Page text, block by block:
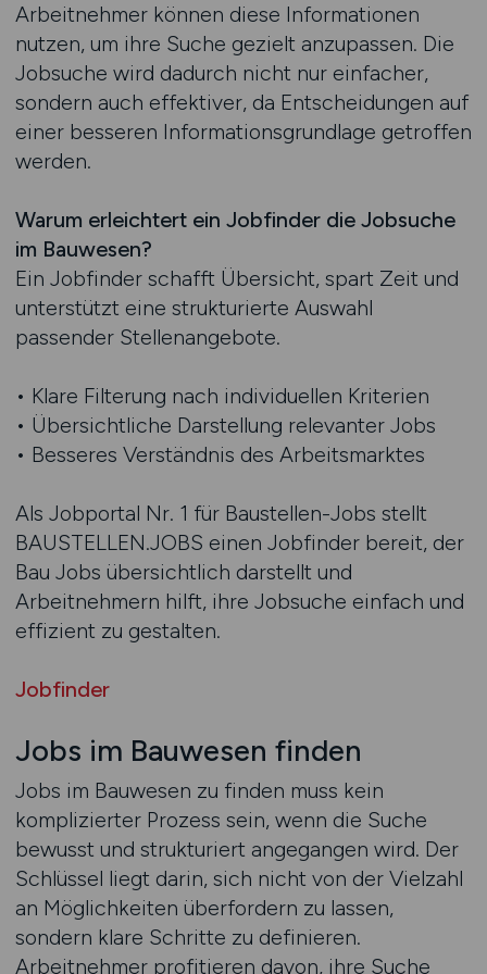
Arbeitnehmer können diese Informationen
nutzen, um ihre Suche gezielt anzupassen. Die
Jobsuche wird dadurch nicht nur einfacher,
sondern auch effektiver, da Entscheidungen auf
einer besseren Informationsgrundlage getroffen
werden.
Warum erleichtert ein Jobfinder die Jobsuche
im Bauwesen?
Ein Jobfinder schafft Übersicht, spart Zeit und
unterstützt eine strukturierte Auswahl
passender Stellenangebote.
• Klare Filterung nach individuellen Kriterien
• Übersichtliche Darstellung relevanter Jobs
• Besseres Verständnis des Arbeitsmarktes
Als Jobportal Nr. 1 für Baustellen-Jobs stellt
BAUSTELLEN.JOBS einen Jobfinder bereit, der
Bau Jobs übersichtlich darstellt und
Arbeitnehmern hilft, ihre Jobsuche einfach und
effizient zu gestalten.
Jobfinder
Jobs im Bauwesen finden
Jobs im Bauwesen zu finden muss kein
komplizierter Prozess sein, wenn die Suche
bewusst und strukturiert angegangen wird. Der
Schlüssel liegt darin, sich nicht von der Vielzahl
an Möglichkeiten überfordern zu lassen,
sondern klare Schritte zu definieren.
Arbeitnehmer profitieren davon, ihre Suche